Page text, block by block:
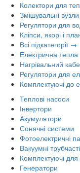
Колектори для
Змішувальні
Регулятори для
Кліпси, якорі і
Всі підкатегорії →
Електрична тепла
Нагрівальний
Регулятори для
Комплектуючі до
Теплові насоси
Інвертори
Акумулятори
Сонячні системи
Фотоелектричні
Вакуумні
Комплектуючі
Генератори